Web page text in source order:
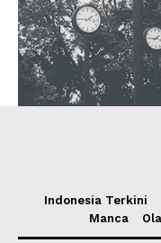
Indonesia Terkini
Manca